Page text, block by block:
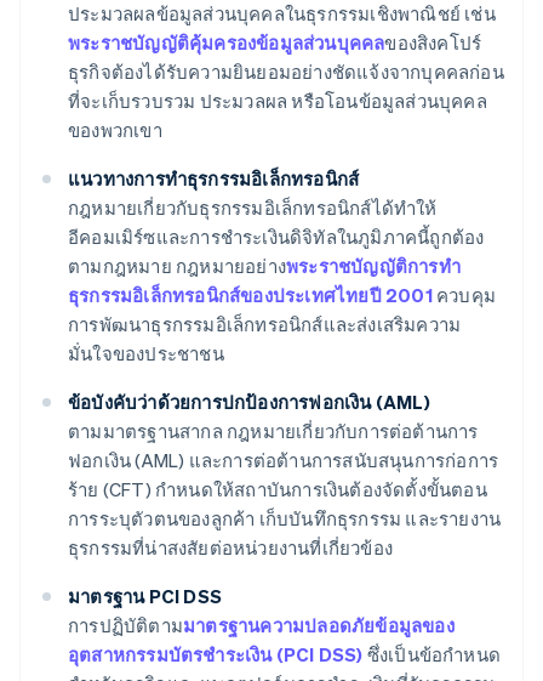
ประมวลผลข้อมูลส่วนบุคคลในธุรกรรมเชิงพาณิชย์ เช่น
พระราชบัญญัติคุ้มครองข้อมูลส่วนบุคคลของสิงคโปร์
ธุรกิจต้องได้รับความยินยอมอย่างชัดแจ้งจากบุคคลก่อน
ที่จะเก็บรวบรวม ประมวลผล หรือโอนข้อมูลส่วนบุคคล
ของพวกเขา
แนวทางการทำธุรกรรมอิเล็กทรอนิกส์
กฎหมายเกี่ยวกับธุรกรรมอิเล็กทรอนิกส์ได้ทำให้
อีคอมเมิร์ซและการชำระเงินดิจิทัลในภูมิภาคนี้ถูกต้อง
ตามกฎหมาย กฎหมายอย่างพระราชบัญญัติการทำ
ธุรกรรมอิเล็กทรอนิกส์ของประเทศไทยปี 2001ควบคุม
การพัฒนาธุรกรรมอิเล็กทรอนิกส์และส่งเสริมความ
มั่นใจของประชาชน
ข้อบังคับว่าด้วยการปกป้องการฟอกเงิน (AML)
ตามมาตรฐานสากล กฎหมายเกี่ยวกับการต่อต้านการ
ฟอกเงิน (AML) และการต่อต้านการสนับสนุนการก่อการ
ร้าย (CFT) กำหนดให้สถาบันการเงินต้องจัดตั้งขั้นตอน
การระบุตัวตนของลูกค้า เก็บบันทึกธุรกรรม และรายงาน
ธุรกรรมที่น่าสงสัยต่อหน่วยงานที่เกี่ยวข้อง
มาตรฐาน PCI DSS
การปฏิบัติตามมาตรฐานความปลอดภัยข้อมูลของ
อุตสาหกรรมบัตรชำระเงิน (PCI DSS) ซึ่งเป็นข้อกำหนด